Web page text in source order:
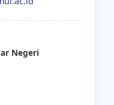
Negeri